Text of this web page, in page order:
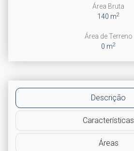
Área Bruta
140 m2
Área de Terreno
0 m2
Descrição
Características
Áreas